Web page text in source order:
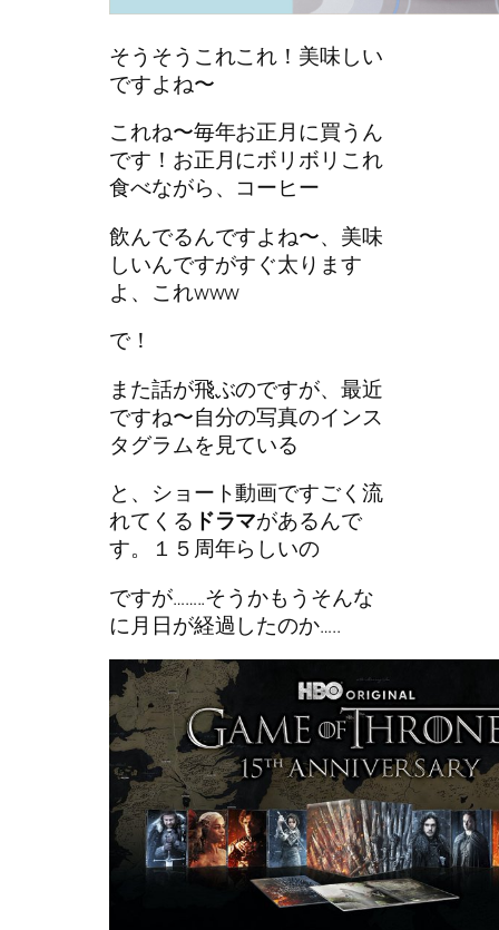
そうそうこれこれ！美味しい
ですよね〜
これね〜毎年お正月に買うん
です！お正月にボリボリこれ
食べながら、コーヒー
飲んでるんですよね〜、美味
しいんですがすぐ太ります
よ、これwww
で！
また話が飛ぶのですが、最近
ですね〜自分の写真のインス
タグラムを見ている
と、ショート動画ですごく流
れてくる ドラマがあるんで
す。１５周年らしいの
ですが……..そうかもうそんな
に月日が経過したのか…..